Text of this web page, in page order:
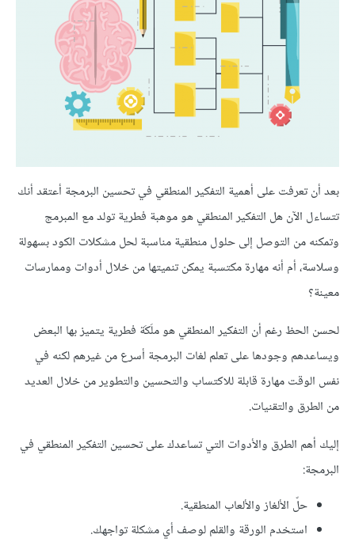
بعد أن تعرفت على أهمية التفكير المنطقي في تحسين البرمجة أعتقد أنك
تتساءل الآن هل التفكير المنطقي هو موهبة فطرية تولد مع المبرمج
وتمكنه من التوصل إلى حلول منطقية مناسبة لحل مشكلات الكود بسهولة
وسلاسة، أم أنه مهارة مكتسبة يمكن تنميتها من خلال أدوات وممارسات
معينة؟
لحسن الحظ رغم أن التفكير المنطقي هو ملَكَة فطرية يتميز بها البعض
ويساعدهم وجودها على تعلم لغات البرمجة أسرع من غيرهم لكنه في
نفس الوقت مهارة قابلة للاكتساب والتحسين والتطوير من خلال العديد
من الطرق والتقنيات.
إليك أهم الطرق والأدوات التي تساعدك على تحسين التفكير المنطقي في
البرمجة:
حلّ الألغاز والألعاب المنطقية.
استخدم الورقة والقلم لوصف أي مشكلة تواجهك.